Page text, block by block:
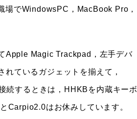
でWindowsPC，MacBook Pro，
Apple Magic Trackpad，左手デバ
ているガジェットを揃えて，
続するときは，HHKBを内蔵キーボ
Carpio2.0はお休みしています。